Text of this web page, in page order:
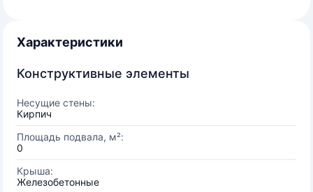
Характеристики
Конструктивные элементы
Несущие стены:
Кирпич
Площадь подвала, м²:
0
Крыша:
Железобетонные